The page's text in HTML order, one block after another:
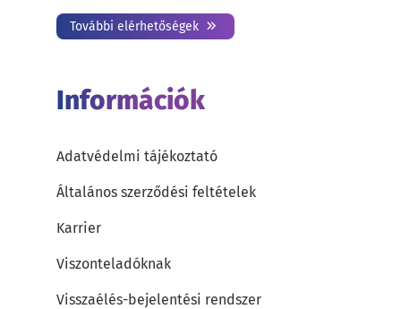
További elérhetőségek
Információk
Adatvédelmi tájékoztató
Általános szerződési feltételek
Karrier
Viszonteladóknak
Visszaélés-bejelentési rendszer